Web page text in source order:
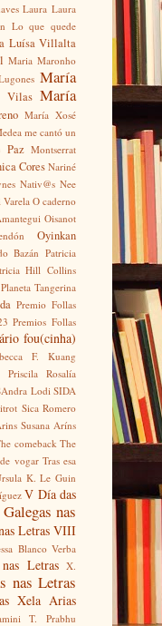
Laura Laura
Lo que quede
Luísa Villalta
Maria Maronho
María
Vilas María
María Xosé
me cantó un
Paz Montserrat
Cores Nariné
Nativ@s Nee
O caderno
Oisanot
Oyinkan
Bazán Patricia
Hill Collins
Planeta Tangerina
Premio Follas
Premios Follas
fou(cinha)
F. Kuang
Rosalía
Lodi SIDA
Sica Romero
Susana Aríns
comeback The
vogar Tras esa
K. Le Guin
V Día das
nas
Letras VIII
Blanco Verba
Letras X.
nas Letras
Xela Arias
T. Prabhu